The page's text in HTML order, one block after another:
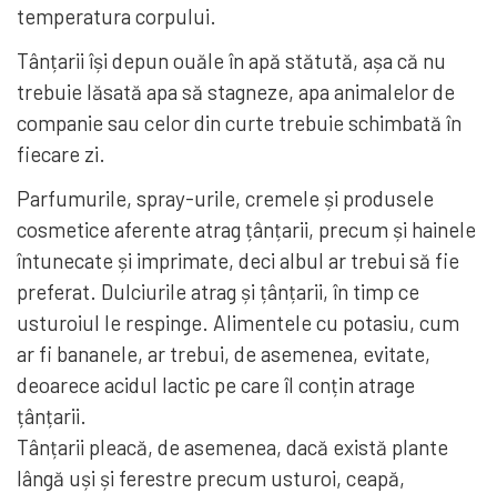
temperatura corpului.
Tânțarii își depun ouăle în apă stătută, așa că nu
trebuie lăsată apa să stagneze, apa animalelor de
companie sau celor din curte trebuie schimbată în
fiecare zi.
Parfumurile, spray-urile, cremele și produsele
cosmetice aferente atrag țânțarii, precum și hainele
întunecate și imprimate, deci albul ar trebui să fie
preferat. Dulciurile atrag și țânțarii, în timp ce
usturoiul le respinge. Alimentele cu potasiu, cum
ar fi bananele, ar trebui, de asemenea, evitate,
deoarece acidul lactic pe care îl conțin atrage
țânțarii.
Tânțarii pleacă, de asemenea, dacă există plante
lângă uși și ferestre precum usturoi, ceapă,